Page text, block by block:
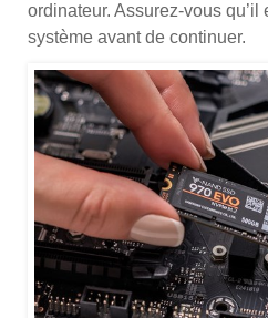
ordinateur. Assurez-vous qu’il
système avant de continuer.